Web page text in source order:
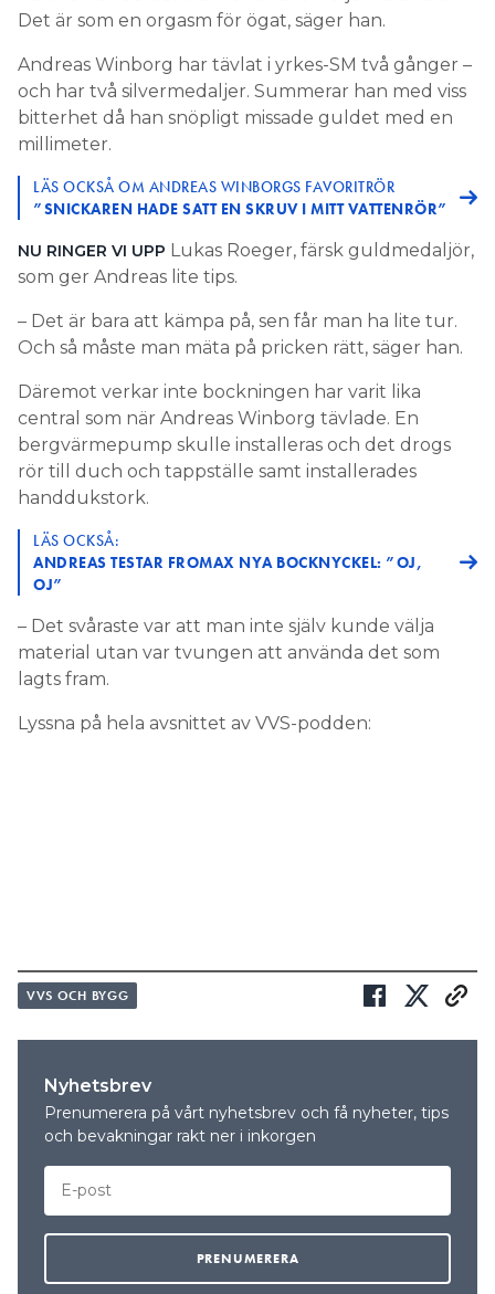
Det är som en orgasm för ögat, säger han.
Andreas Winborg har tävlat i yrkes-SM två gånger –
och har två silvermedaljer. Summerar han med viss
bitterhet då han snöpligt missade guldet med en
millimeter.
LÄS OCKSÅ OM ANDREAS WINBORGS FAVORITRÖR
”SNICKAREN HADE SATT EN SKRUV I MITT VATTENRÖR”
NU RINGER VI UPP Lukas Roeger, färsk guldmedaljör,
som ger Andreas lite tips.
– Det är bara att kämpa på, sen får man ha lite tur.
Och så måste man mäta på pricken rätt, säger han.
Däremot verkar inte bockningen har varit lika
central som när Andreas Winborg tävlade. En
bergvärmepump skulle installeras och det drogs
rör till duch och tappställe samt installerades
handdukstork.
LÄS OCKSÅ:
ANDREAS TESTAR FROMAX NYA BOCKNYCKEL: ”OJ,
OJ”
– Det svåraste var att man inte själv kunde välja
material utan var tvungen att använda det som
lagts fram.
Lyssna på hela avsnittet av VVS-podden:
VVS OCH BYGG
Nyhetsbrev
Prenumerera på vårt nyhetsbrev och få nyheter, tips
och bevakningar rakt ner i inkorgen